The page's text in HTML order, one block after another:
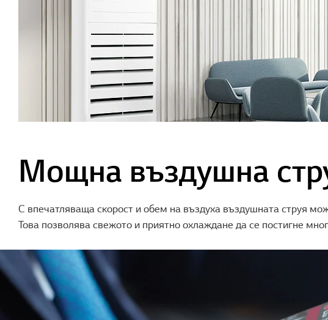
Мощна въздушна
С впечатляваща скорост и обем на въздуха въздушната струя
Това позволява свежото и приятно охлаждане да се постигне